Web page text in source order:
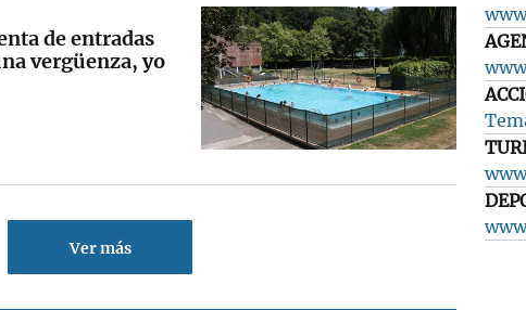
de entradas
vergüenza, yo
Ver más